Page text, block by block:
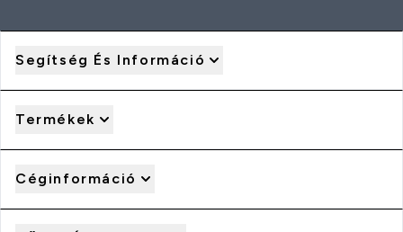
Segítség És Információ
Termékek
Céginformáció